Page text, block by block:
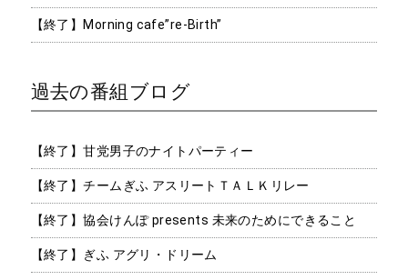
【終了】Morning cafe”re-Birth”
過去の番組ブログ
【終了】甘党男子のナイトパーティー
【終了】チームぎふ アスリートＴＡＬＫリレー
【終了】協会けんぽ presents 未来のためにできること
【終了】ぎふ アグリ・ドリーム